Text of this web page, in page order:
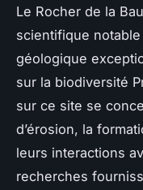
Le Rocher de la
scientifique
géologique
sur la biodiversité
sur ce site se
d’érosion, la
leurs interactions
recherches